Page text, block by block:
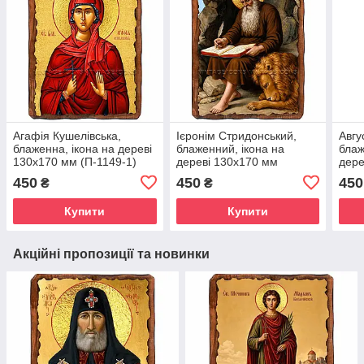
Агафія Кушелівська,
блаженна, ікона на дереві
130х170 мм (П-1149-1)
450 ₴
Купити
Ієронім Стридонський,
блаженний, ікона на
дереві 130х170 мм
450₴
Купити
450
Акційні пропозиції та новинки